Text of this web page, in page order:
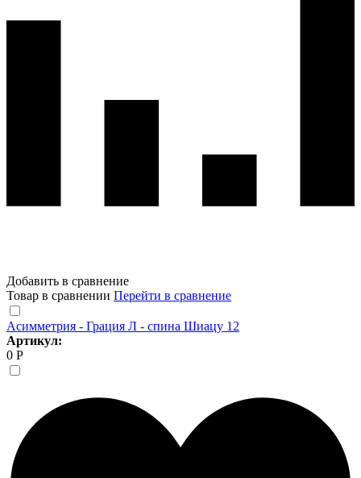
Добавить в сравнение
Товар в сравнении Перейти в сравнение
Асимметрия - Грация Л - спина Шиацу 12
Артикул:
0 Р